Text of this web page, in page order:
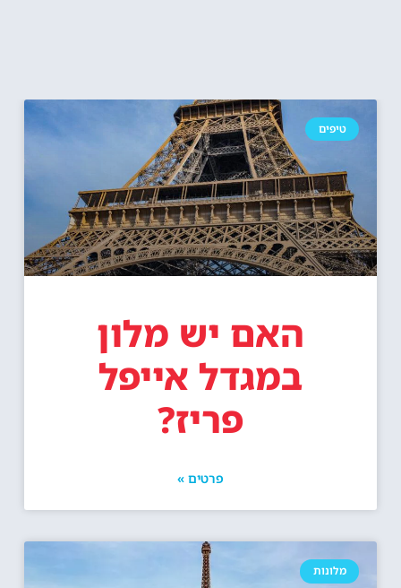
טיפים
האם יש מלון
במגדל אייפל
פריז?
פרטים »
מלונות